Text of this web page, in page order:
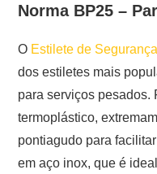
Norma BP25 –
O Estilete de
dos estiletes mais
para serviços pesados.
termoplástico,
pontiagudo para
em aço inox, que é